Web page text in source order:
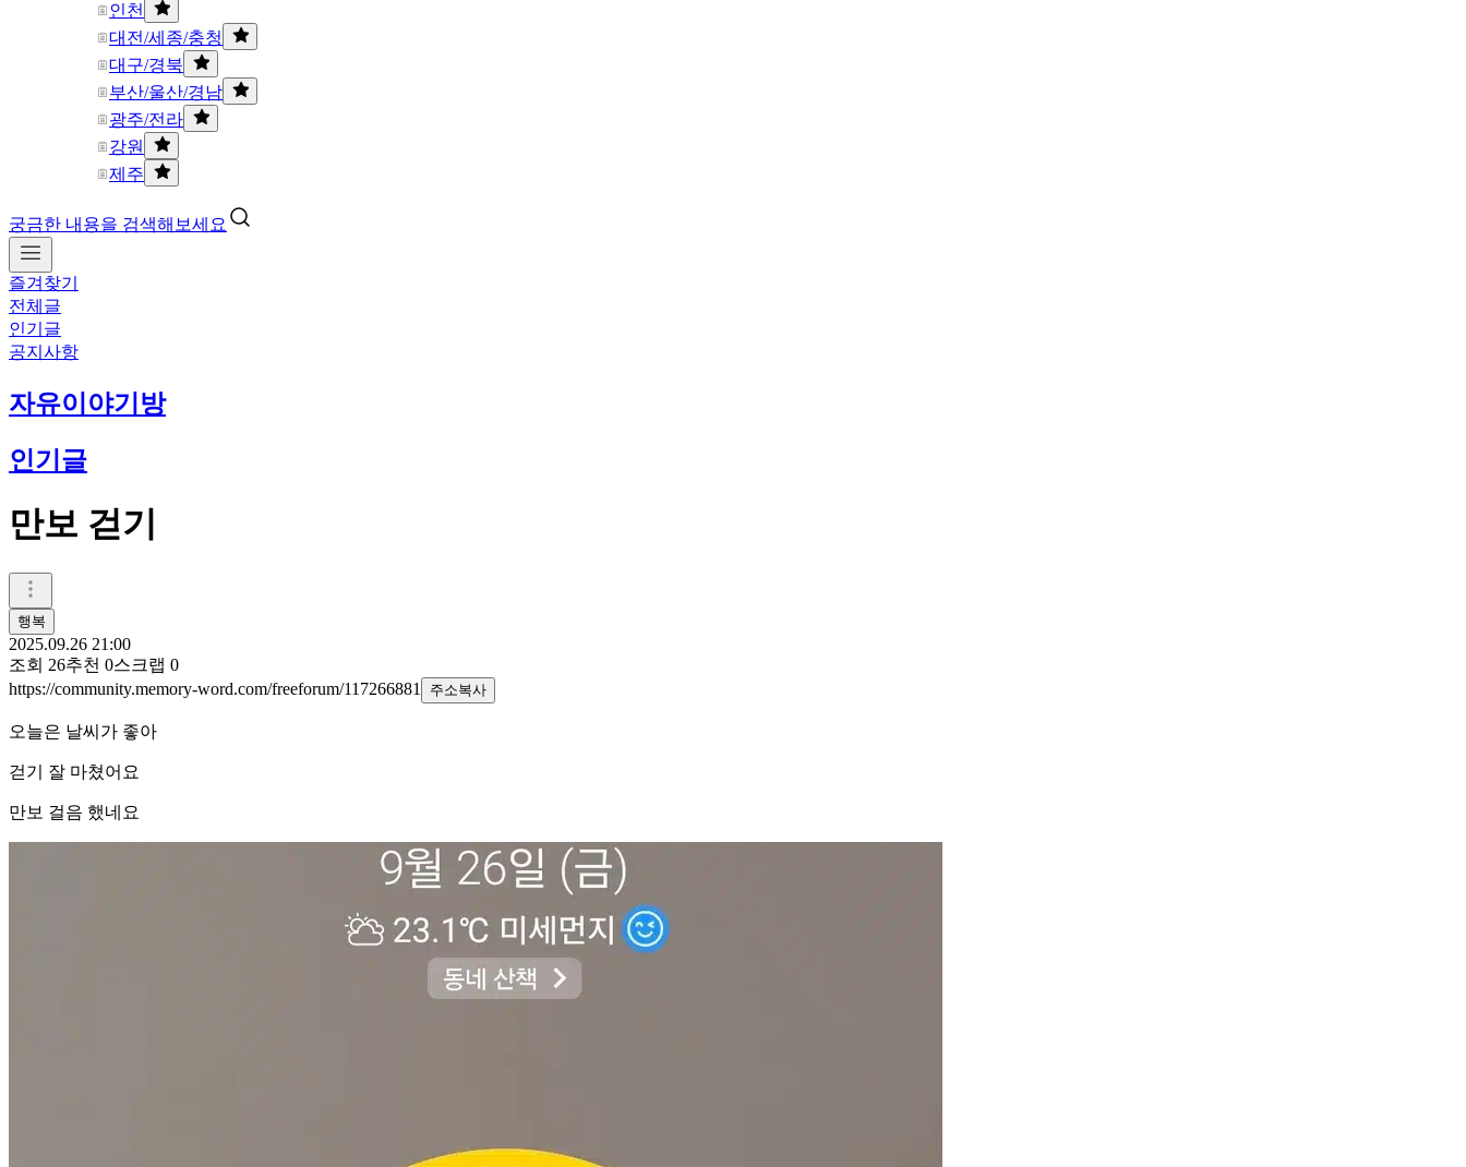
인천
대전/세종/충청
대구/경북
부산/울산/경남
광주/전라
강원
제주
궁금한 내용을 검색해보세요
즐겨찾기
전체글
인기글
공지사항
자유이야기방
인기글
만보 걷기
행복
2025.09.26 21:00
조회 26추천 0스크랩 0
https://community.memory-word.com/freeforum/117266881
주소복사
오늘은 날씨가 좋아
걷기 잘 마쳤어요
만보 걸음 했네요